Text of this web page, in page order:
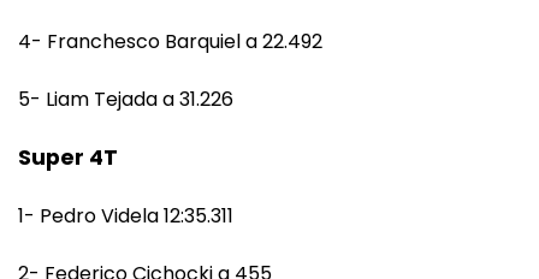
4- Franchesco Barquiel a 22.492
5- Liam Tejada a 31.226
Super 4T
1- Pedro Videla 12:35.311